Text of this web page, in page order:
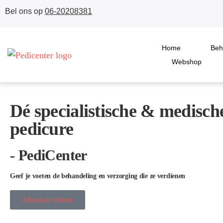
Bel ons op 06-20208381
Home
Webshop
Dé specialistische &
pedicure
- PediCenter
Geef je voeten de behandeling en verzorging die ze verdienen
Afspraak maken